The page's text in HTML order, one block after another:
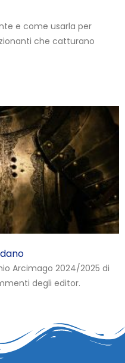
e come usarla per
che catturano
Arcimago 2024/2025 di
degli editor.